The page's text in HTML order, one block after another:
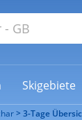
Skigebiete
3-Tage